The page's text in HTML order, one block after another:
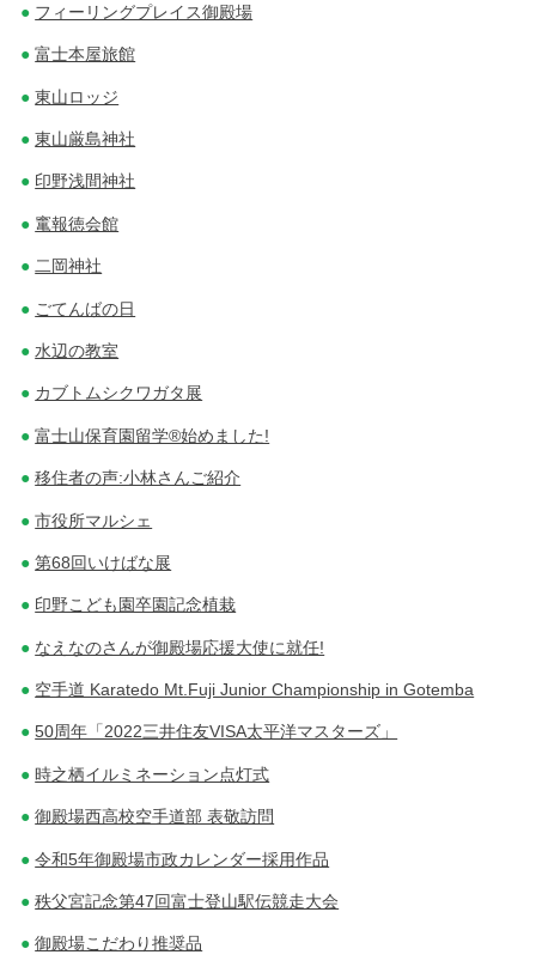
フィーリングプレイス御殿場
富士本屋旅館
東山ロッジ
東山厳島神社
印野浅間神社
竃報徳会館
二岡神社
ごてんばの日
水辺の教室
カブトムシクワガタ展
富士山保育園留学®始めました!
移住者の声:小林さんご紹介
市役所マルシェ
第68回いけばな展
印野こども園卒園記念植栽
なえなのさんが御殿場応援大使に就任!
空手道 Karatedo Mt.Fuji Junior Championship in Gotemba
50周年「2022三井住友VISA太平洋マスターズ」
時之栖イルミネーション点灯式
御殿場西高校空手道部 表敬訪問
令和5年御殿場市政カレンダー採用作品
秩父宮記念第47回富士登山駅伝競走大会
御殿場こだわり推奨品